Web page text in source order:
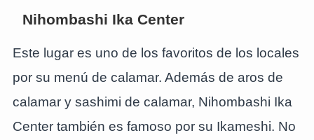
Nihombashi Ika Center
Este lugar es uno de los favoritos de los locales
por su menú de calamar. Además de aros de
calamar y sashimi de calamar, Nihombashi Ika
Center también es famoso por su Ikameshi. No